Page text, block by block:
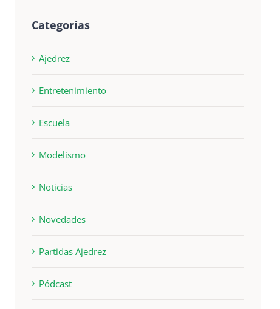
Categorías
Ajedrez
Entretenimiento
Escuela
Modelismo
Noticias
Novedades
Partidas Ajedrez
Pódcast